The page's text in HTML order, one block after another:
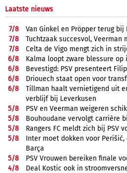
Laatste nieuws
7/8
Van Ginkel en Pröpper terug bij
7/8
Tuchtzaak succesvol, Veerman
7/8
Celta de Vigo mengt zich in
6/8
Kalma loopt zware blessure op
6/8
Bevestigd: PSV presenteert
6/8
Driouech staat open voor
6/8
Tillman haalt vernietigend uit
verblijf bij Leverkusen
5/8
PSV en Veerman weigeren
5/8
Bouhoudane vervolgt carrière
5/8
Rangers FC meldt zich bij PSV
5/8
Inter moet dokken voor
Barça
5/8
PSV Vrouwen bereiken finale
4/8
Deal Kostic ook in